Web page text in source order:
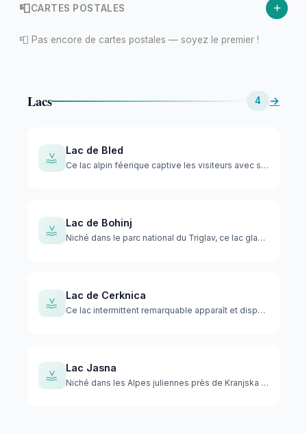
📮CARTES POSTALES +
📮 Pas encore de cartes postales — soyez le premier !
Lacs 4 →
Lac de Bled
Ce lac alpin féerique captive les visiteurs avec ses eaux ém…
Lac de Bohinj
Niché dans le parc national du Triglav, ce lac glaciaire imm…
Lac de Cerknica
Ce lac intermittent remarquable apparaît et disparaît de faç…
Lac Jasna
Niché dans les Alpes juliennes près de Kranjska Gora, ce lac…